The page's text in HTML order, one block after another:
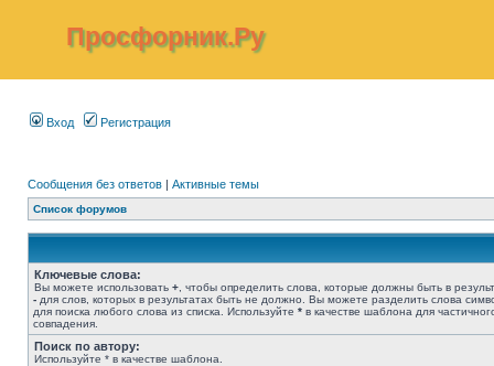
Просфорник.Ру
Вход Регистрация
Сообщения без ответов | Активные темы
Список форумов
Ключевые слова:
Вы можете использовать + , чтобы определить слова, которые должны быть в
- для слов, которых в результатах быть не должно. Вы можете разделить слова
для поиска любого слова из списка. Используйте * в качестве шаблона для
совпадения.
Поиск по автору:
Используйте * в качестве шаблона.